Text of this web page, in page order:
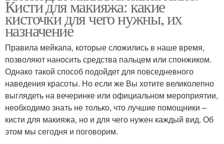
Кисти для макияжа: какие
кисточки для чего нужны, их
назначение
Правила мейкапа, которые сложились в наше время,
позволяют наносить средства пальцем или спонжиком.
Однако такой способ подойдет для повседневного
наведения красоты. Но если же Вы хотите великолепно
выглядеть на вечеринке или официальном мероприятии,
необходимо знать не только, что лучшие помощники –
кисти для макияжа, но и для чего нужен каждый вид. Об
этом мы сегодня и поговорим.